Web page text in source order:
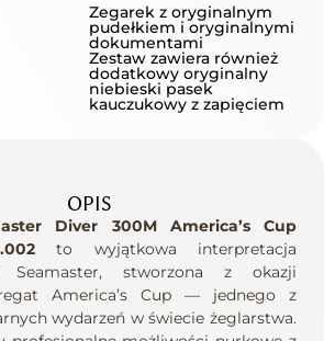
Zegarek z oryginalnym
pudełkiem i oryginalnymi
dokumentami
Zestaw zawiera również
dodatkowy oryginalny
niebieski pasek
kauczukowy z zapięciem
OPIS
Diver 300M America’s Cup
to wyjątkowa interpretacja
stworzona z okazji
America’s Cup — jednego z
wydarzeń w świecie żeglarstwa.